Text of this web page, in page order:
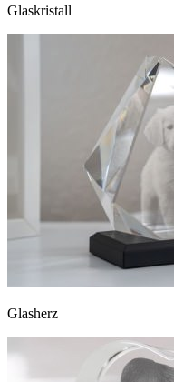
Glaskristall
Glasherz